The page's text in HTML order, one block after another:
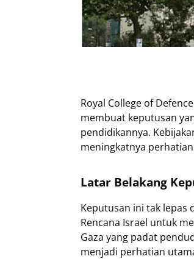
Royal College of
membuat keputusan
pendidikannya.
meningkatnya
Latar Belakang
Keputusan ini tak lepas
Rencana Israel untuk
Gaza yang padat
menjadi perhatian